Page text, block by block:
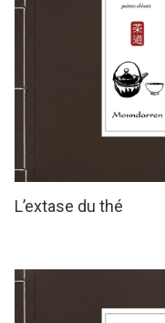
L’extase du thé